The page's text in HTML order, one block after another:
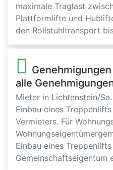
maximale Traglast
Plattformlifte und
den Rollstuhltransport
alle
Mieter in Lichtenstein/
Einbau eines
Vermieters. Für
Einbau eines
Gemeinschaftseigentum